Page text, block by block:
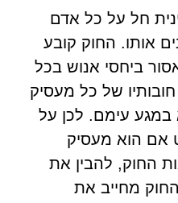
חל על כל אדם
אותו. החוק קובע
ביחסי אנוש בכל
של כל מעסיק
במגע עימם. לכן על
אם הוא מעסיק
החוק, להבין את
החוק מחייב את